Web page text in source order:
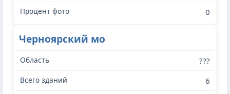
0
Черноярский мо
???
6